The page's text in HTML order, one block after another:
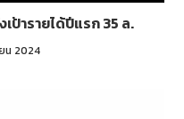
ป้ารายได้ปีแรก 35 ล.
น 2024